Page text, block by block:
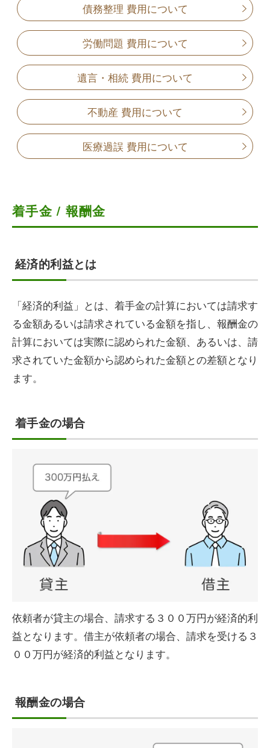
債務整理 費用について
労働問題 費用について
遺言・相続 費用について
不動産 費用について
医療過誤 費用について
着手金 / 報酬金
経済的利益とは
「経済的利益」とは、着手金の計算においては請求す
る金額あるいは請求されている金額を指し、報酬金の
計算においては実際に認められた金額、あるいは、請
求されていた金額から認められた金額との差額となり
ます。
着手金の場合
依頼者が貸主の場合、請求する３００万円が経済的利
益となります。借主が依頼者の場合、請求を受ける３
００万円が経済的利益となります。
報酬金の場合